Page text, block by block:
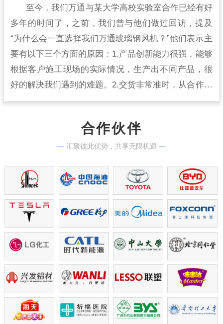
至今，我们万通与某大学高校实验室合作已经有好
多年的时间了，之前，我们曾与他们做过回访，提及
“为什么会一直选择我们万通玻璃钢风机？”他们表示主
要有以下三个方面的原因：1.产品创新能力很强，能够
根据客户施工现场的实际情况，生产出不同产品，很
好的解决我们遇到的难题。2.交货非常准时，从合作开
始到现在，从来没有出现过延时交货的情况，生产实
合作伙伴
— 汇聚彼此优势，共享无限机遇 —